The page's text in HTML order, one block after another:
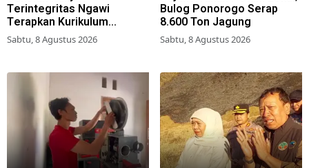
Terintegritas Ngawi
Terapkan Kurikulum
Berbasis Asrama
Sabtu, 8 Agustus 2026
Bulog Ponorogo Serap
8.600 Ton Jagung
Sabtu, 8 Agustus 2026